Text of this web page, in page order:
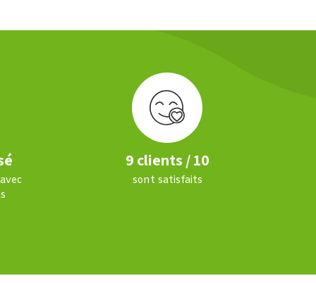
9 clients / 10
sont satisfaits